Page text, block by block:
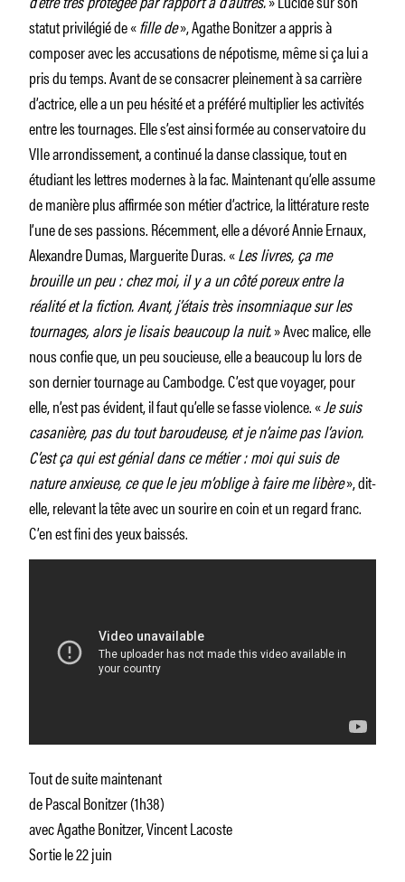
statut privilégié de «fille de», Agathe Bonitzer a appris à
composer avec les accusations de népotisme, même si ça lui a
pris du temps. Avant de se consacrer pleinement à sa carrière
d’actrice, elle a un peu hésité et a préféré multiplier les activités
entre les tournages. Elle s’est ainsi formée au conservatoire du
VIIe arrondissement, a continué la danse classique, tout en
étudiant les lettres modernes à la fac. Maintenant qu’elle assume
de manière plus affirmée son métier d’actrice, la littérature reste
l’une de ses passions. Récemment, elle a dévoré Annie Ernaux,
Alexandre Dumas, Marguerite Duras. «Les livres, ça me
brouille un peu : chez moi, il y a un côté poreux entre la
réalité et la fiction. Avant, j’étais très insomniaque sur les
tournages, alors je lisais beaucoup la nuit.» Avec malice, elle
nous confie que, un peu soucieuse, elle a beaucoup lu lors de
son dernier tournage au Cambodge. C’est que voyager, pour
elle, n’est pas évident, il faut qu’elle se fasse violence. «Je suis
casanière, pas du tout baroudeuse, et je n’aime pas l’avion.
C’est ça qui est génial dans ce métier : moi qui suis de
nature anxieuse, ce que le jeu m’oblige à faire me libère», dit-
elle, relevant la tête avec un sourire en coin et un regard franc.
C’en est fini des yeux baissés.
Tout de suite maintenant
de Pascal Bonitzer (1h38)
avec Agathe Bonitzer, Vincent Lacoste
Sortie le 22 juin